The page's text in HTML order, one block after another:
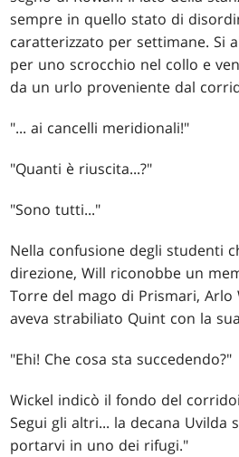
sempre in quello stato di
caratterizzato per settimane. Si
per uno scrocchio nel collo e
da un urlo proveniente dal
"... ai cancelli meridionali!"
"Quanti è riuscita...?"
"Sono tutti..."
Nella confusione degli studenti
direzione, Will riconobbe un
Torre del mago di Prismari, Arlo
aveva strabiliato Quint con la
"Ehi! Che cosa sta succedendo?"
Wickel indicò il fondo del
Segui gli altri... la decana Uvilda
portarvi in uno dei rifugi."